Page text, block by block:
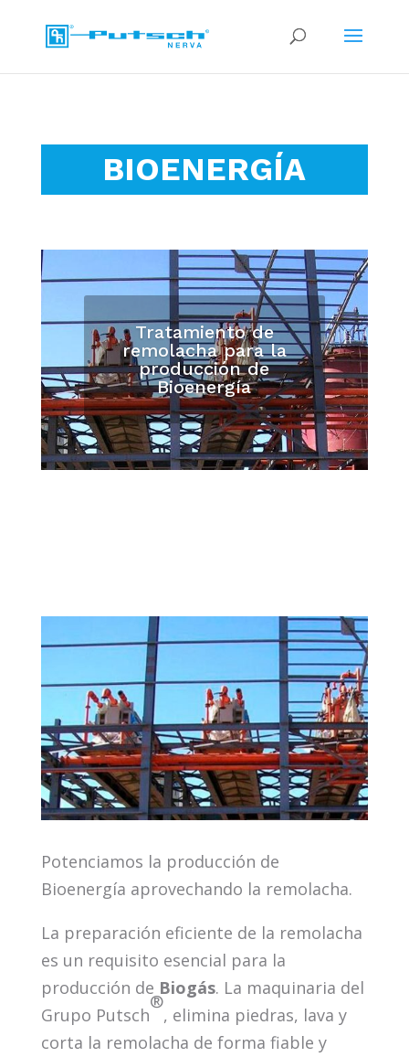
BIOENERGÍA
Tratamiento de
remolacha para la
producción de
Bioenergía
Potenciamos la producción de
Bioenergía aprovechando la remolacha.
La preparación eficiente de la remolacha
es un requisito esencial para la
producción de Biogás. La maquinaria del
Grupo Putsch
®
, elimina piedras, lava y
corta la remolacha de forma fiable y